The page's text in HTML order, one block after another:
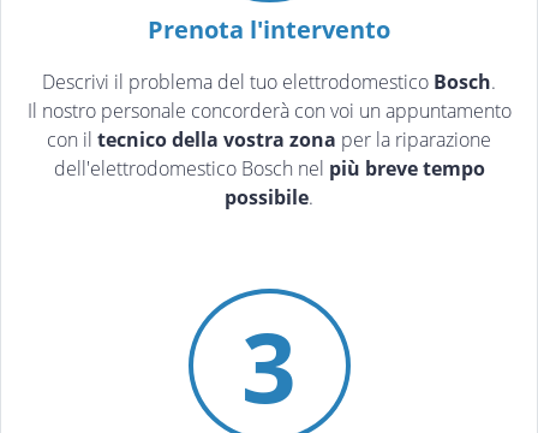
Prenota l'intervento
Descrivi il problema del tuo elettrodomestico Bosch.
Il nostro personale concorderà con voi un appuntamento
con il tecnico della vostra zona per la riparazione
dell'elettrodomestico Bosch nel più breve tempo
possibile.
3